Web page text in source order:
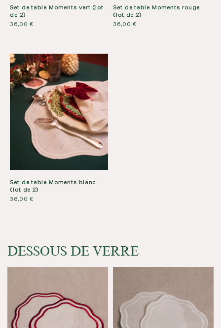
Set de table Moments vert (lot
de 2)
36,00€
Set de table Moments rouge
(lot de 2)
36,00€
Set de table Moments blanc
(lot de 2)
36,00€
DESSOUS DE VERRE